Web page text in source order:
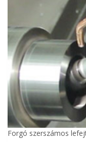
Forgó szerszámos